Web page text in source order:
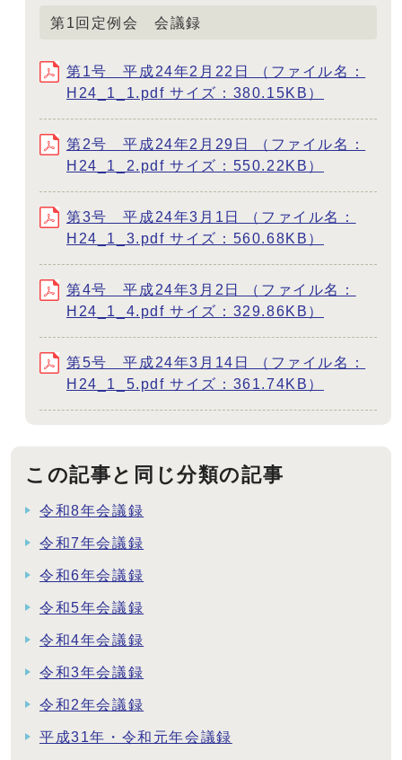
第1回定例会 会議録
第1号 平成24年2月22日 （ファイル名：
H24_1_1.pdf サイズ：380.15KB）
第2号 平成24年2月29日 （ファイル名：
H24_1_2.pdf サイズ：550.22KB）
第3号 平成24年3月1日 （ファイル名：
H24_1_3.pdf サイズ：560.68KB）
第4号 平成24年3月2日 （ファイル名：
H24_1_4.pdf サイズ：329.86KB）
第5号 平成24年3月14日 （ファイル名：
H24_1_5.pdf サイズ：361.74KB）
この記事と同じ分類の記事
令和8年会議録
令和7年会議録
令和6年会議録
令和5年会議録
令和4年会議録
令和3年会議録
令和2年会議録
平成31年・令和元年会議録